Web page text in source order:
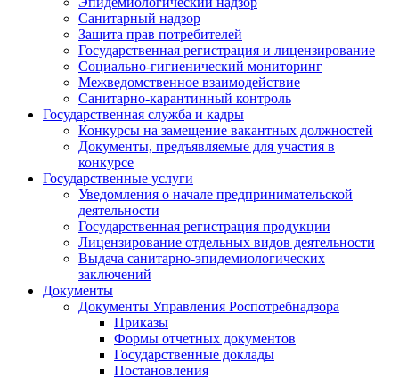
Санитарный надзор
Защита прав потребителей
Государственная регистрация и лицензирование
Социально-гигиенический мониторинг
Межведомственное взаимодействие
Санитарно-карантинный контроль
Государственная служба и кадры
Конкурсы на замещение вакантных должностей
Документы, предъявляемые для участия в
конкурсе
Государственные услуги
Уведомления о начале предпринимательской
деятельности
Государственная регистрация продукции
Лицензирование отдельных видов деятельности
Выдача санитарно-эпидемиологических
заключений
Документы
Документы Управления Роспотребнадзора
Приказы
Формы отчетных документов
Государственные доклады
Постановления